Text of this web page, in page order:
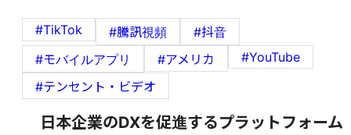
#TikTok #騰訊視頻
#抖音
#モバイルアプリ
#アメリカ
#YouTube
#テンセント・ビデオ
日本企業のDXを促進するプラットフォーム